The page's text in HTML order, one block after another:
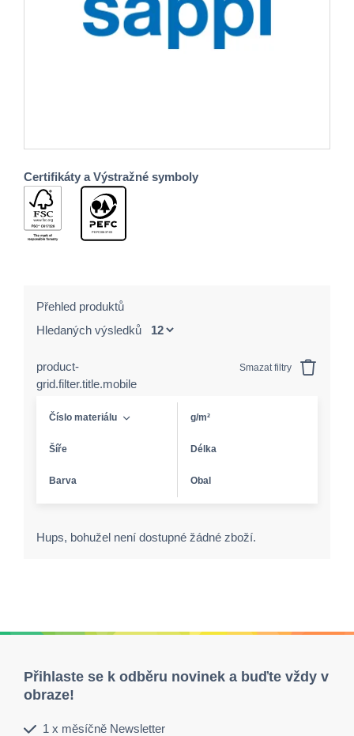
Certifikáty a Výstražné symboly
Přehled produktů
Hledaných výsledků
product-
grid.filter.title.mobile
Smazat filtry
Číslo materiálu g/m²
Šíře Délka
Barva Obal
Hups, bohužel není dostupné žádné zboží.
Přihlaste se k odběru novinek a buďte vždy v
obraze!
1 x měsíčně Newsletter